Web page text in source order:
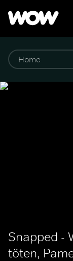
Snapped -
töten,